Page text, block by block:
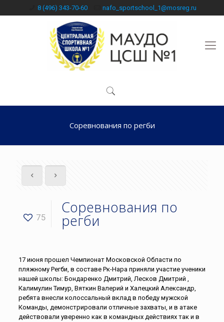
8 (496) 343-70-60 nafo_sportschool_1@mosreg.ru
Соревнования по регби
75
Соревнования по
регби
17 июня прошел Чемпионат Московской Области по
пляжному Регби, в составе Рк-Нара приняли участие ученики
нашей школы: Бондаренко Дмитрий, Лесков Дмитрий ,
Калимулин Тимур, Вяткин Валерий и Халецкий Александр,
ребята внесли колоссальный вклад в победу мужской
Команды, демонстрировали отличные захваты, и в атаке
действовали уверенно как в командных действиях так и в